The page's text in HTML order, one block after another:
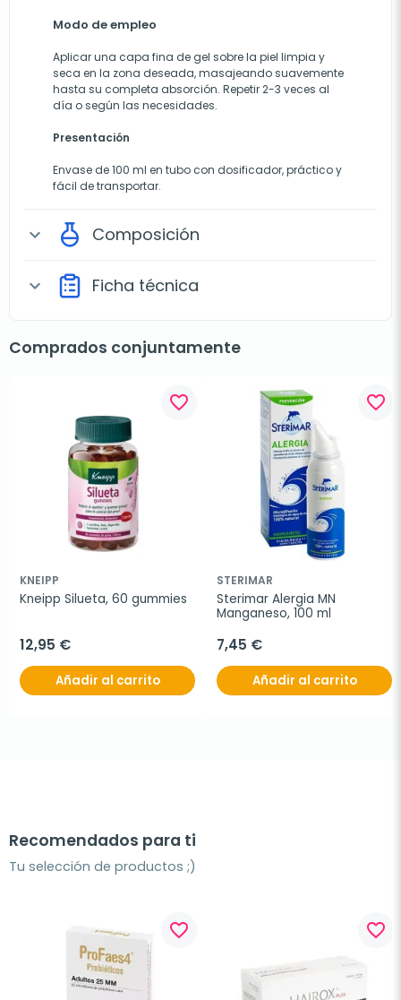
Modo de empleo
Aplicar una capa fina de gel sobre la piel limpia y
seca en la zona deseada, masajeando suavemente
hasta su completa absorción. Repetir 2-3 veces al
día o según las necesidades.
Presentación
Envase de 100 ml en tubo con dosificador, práctico y
fácil de transportar.
expand_more Composición
expand_more Ficha técnica
Comprados conjuntamente
favorite_border
KNEIPP
Kneipp Silueta, 60 gummies
12,95 €
Añadir al carrito
favorite_border
STERIMAR
Sterimar Alergia MN
Manganeso, 100 ml
7,45 €
Añadir al carrito
Recomendados para ti
Tu selección de productos ;)
favorite_border favorite_border